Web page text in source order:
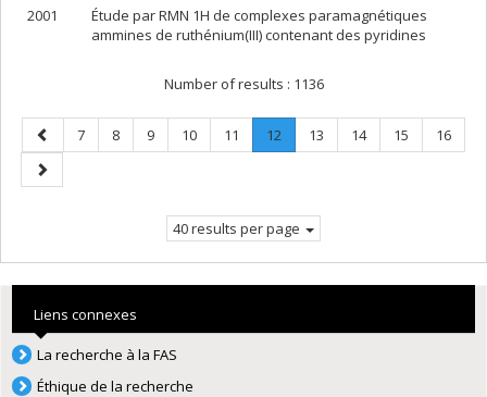
2001
Étude par RMN 1H de complexes paramagnétiques
ammines de ruthénium(III) contenant des pyridines
Number of results : 1136
Previous
page
Page
7 Page
8 Page
9 Page
10 Page
11 Page
12
Current
Page
13 Page
14 Page
15 Page
16
Next
page
40 results per page
Liens connexes
La recherche à la FAS
Éthique de la recherche